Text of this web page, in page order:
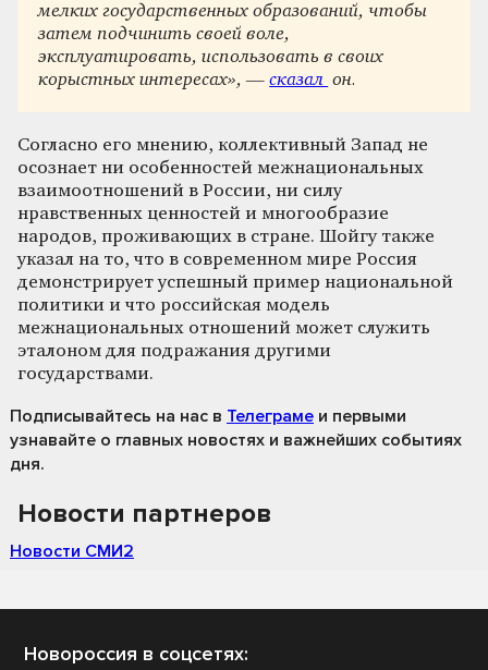
мелких государственных образований, чтобы
затем подчинить своей воле,
эксплуатировать, использовать в своих
корыстных интересах», —сказал он.
Согласно его мнению, коллективный Запад не
осознает ни особенностей межнациональных
взаимоотношений в России, ни силу
нравственных ценностей и многообразие
народов, проживающих в стране. Шойгу также
указал на то, что в современном мире Россия
демонстрирует успешный пример национальной
политики и что российская модель
межнациональных отношений может служить
эталоном для подражания другими
государствами.
Подписывайтесь на нас в Телеграме и первыми
узнавайте о главных новостях и важнейших событиях
дня.
Новости партнеров
Новости СМИ2
Новороссия в соцсетях: